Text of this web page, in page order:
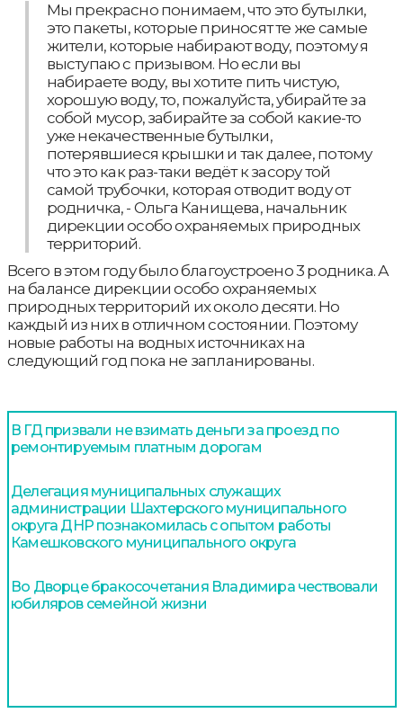
Мы прекрасно понимаем, что это бутылки,
это пакеты, которые приносят те же самые
жители, которые набирают воду, поэтому я
выступаю с призывом. Но если вы
набираете воду, вы хотите пить чистую,
хорошую воду, то, пожалуйста, убирайте за
собой мусор, забирайте за собой какие-то
уже некачественные бутылки,
потерявшиеся крышки и так далее, потому
что это как раз-таки ведёт к засору той
самой трубочки, которая отводит воду от
родничка, - Ольга Канищева, начальник
дирекции особо охраняемых природных
территорий.
Всего в этом году было благоустроено 3 родника. А
на балансе дирекции особо охраняемых
природных территорий их около десяти. Но
каждый из них в отличном состоянии. Поэтому
новые работы на водных источниках на
следующий год пока не запланированы.
В ГД призвали не взимать деньги за проезд по
ремонтируемым платным дорогам
Делегация муниципальных служащих
администрации Шахтерского муниципального
округа ДНР познакомилась с опытом работы
Камешковского муниципального округа
Во Дворце бракосочетания Владимира чествовали
юбиляров семейной жизни